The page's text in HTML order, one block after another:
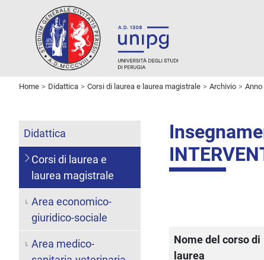
Home Didattica Corsi di laurea e laurea magistrale Archivio
Nome del corso di
laurea
Didattica
Corsi di laurea e
laurea magistrale
Area economico-
giuridico-sociale
Area medico-